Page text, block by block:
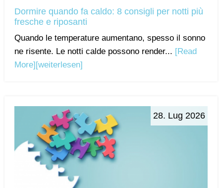
Dormire quando fa caldo: 8 consigli per notti più
fresche e riposanti
Quando le temperature aumentano, spesso il sonno
ne risente. Le notti calde possono render... [Read
More] [weiterlesen]
28. Lug 2026